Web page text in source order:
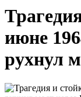
июне
рухнул